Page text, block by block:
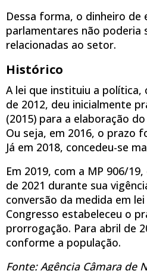
Dessa forma, o dinheiro de
parlamentares não poderia
relacionadas ao setor.
Histórico
A lei que instituiu a política,
de 2012, deu inicialmente
(2015) para a elaboração
Ou seja, em 2016, o prazo
Já em 2018, concedeu-se
Em 2019, com a MP 906/
de 2021 durante sua
conversão da medida em lei
Congresso estabeleceu o
prorrogação. Para abril de
conforme a população.
Fonte: Agência Câmara de